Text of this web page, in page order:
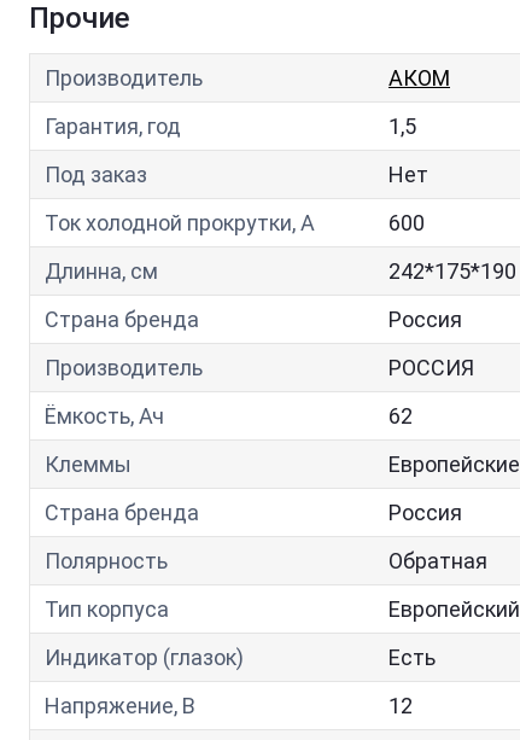
Прочие
Производитель
АКОМ
Гарантия, год
1,5
Под заказ
Нет
Ток холодной прокрутки, A
600
Длинна, см
242*175*190
Страна бренда
Россия
Производитель
РОССИЯ
Ёмкость, Ач
62
Клеммы
Европейские
Страна бренда
Россия
Полярность
Обратная
Тип корпуса
Европейский
Индикатор (глазок)
Есть
Напряжение, В
12